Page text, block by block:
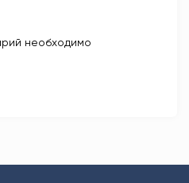
необходимо